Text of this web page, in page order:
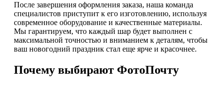
После завершения оформления заказа, наша команда
специалистов приступит к его изготовлению, используя
современное оборудование и качественные материалы.
Мы гарантируем, что каждый шар будет выполнен с
максимальной точностью и вниманием к деталям, чтобы
ваш новогодний праздник стал еще ярче и красочнее.
Почему выбирают ФотоПочту